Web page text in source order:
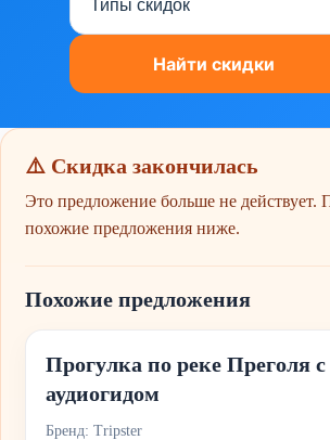
⚠️ Скидка закончилась
Это предложение больше не действует.
похожие предложения ниже.
Похожие предложения
Прогулка по реке Преголя с
аудиогидом
Бренд: Tripster